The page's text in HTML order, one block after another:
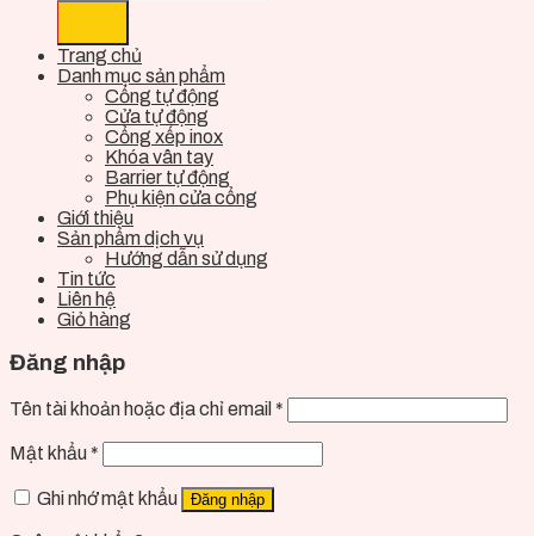
Trang chủ
Danh mục sản phẩm
Cổng tự động
Cửa tự động
Cổng xếp inox
Khóa vân tay
Barrier tự động
Phụ kiện cửa cổng
Giới thiệu
Sản phẩm dịch vụ
Hướng dẫn sử dụng
Tin tức
Liên hệ
Giỏ hàng
Đăng nhập
Tên tài khoản hoặc địa chỉ email *
Mật khẩu *
Ghi nhớ mật khẩu Đăng nhập